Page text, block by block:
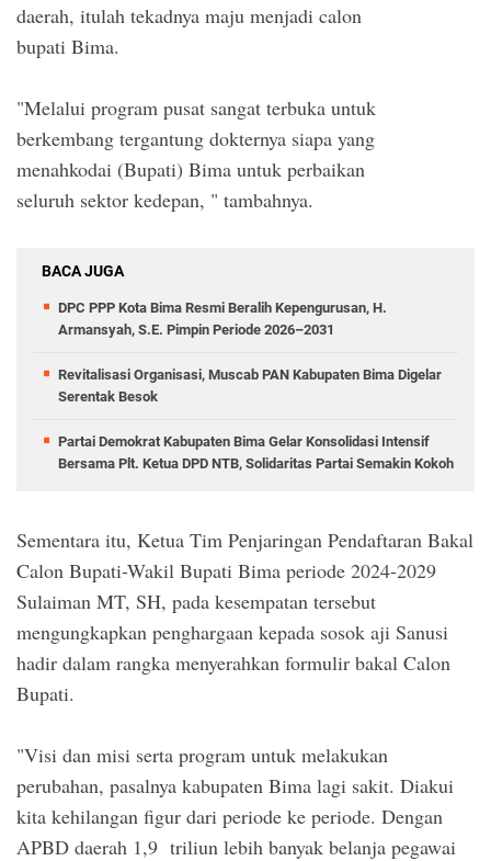
daerah, itulah tekadnya maju menjadi calon
bupati Bima.
"Melalui program pusat sangat terbuka untuk
berkembang tergantung dokternya siapa yang
menahkodai (Bupati) Bima untuk perbaikan
seluruh sektor kedepan, " tambahnya.
BACA JUGA
DPC PPP Kota Bima Resmi Beralih Kepengurusan, H.
Armansyah, S.E. Pimpin Periode 2026–2031
Revitalisasi Organisasi, Muscab PAN Kabupaten Bima Digelar
Serentak Besok
Partai Demokrat Kabupaten Bima Gelar Konsolidasi Intensif
Bersama Plt. Ketua DPD NTB, Solidaritas Partai Semakin Kokoh
Sementara itu, Ketua Tim Penjaringan Pendaftaran Bakal
Calon Bupati-Wakil Bupati Bima periode 2024-2029
Sulaiman MT, SH, pada kesempatan tersebut
mengungkapkan penghargaan kepada sosok aji Sanusi
hadir dalam rangka menyerahkan formulir bakal Calon
Bupati.
"Visi dan misi serta program untuk melakukan
perubahan, pasalnya kabupaten Bima lagi sakit. Diakui
kita kehilangan figur dari periode ke periode. Dengan
APBD daerah 1,9 triliun lebih banyak belanja pegawai